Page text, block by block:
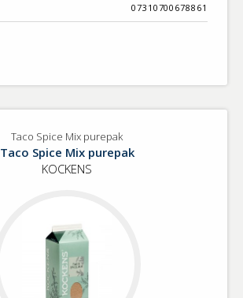
07310700678861
Taco Spice Mix purepak
Taco Spice Mix purepak
KOCKENS